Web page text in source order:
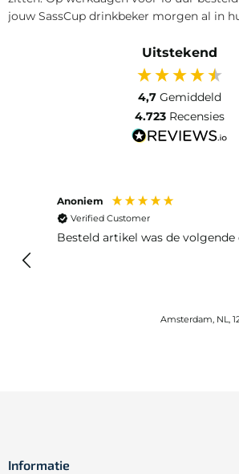
jouw SassCup drinkbeker morgen al in
Uitstekend
4,7 Gemiddeld
4.723 Recensies
Anoniem
Verified Customer
Besteld artikel was de
Amsterdam, NL,
Informatie